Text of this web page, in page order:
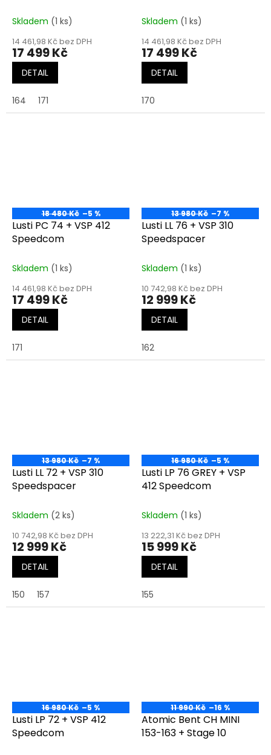
Skladem (1 ks)
14 461,98 Kč bez DPH
17 499 Kč
DETAIL
164 171
Skladem (1 ks)
14 461,98 Kč bez DPH
17 499 Kč
DETAIL
170
18 480 Kč –5 %
Lusti PC 74 + VSP 412
Speedcom
Skladem (1 ks)
14 461,98 Kč bez DPH
17 499 Kč
DETAIL
171
13 980 Kč –7 %
Lusti LL 76 + VSP 310
Speedspacer
Skladem (1 ks)
10 742,98 Kč bez DPH
12 999 Kč
DETAIL
162
13 980 Kč –7 %
Lusti LL 72 + VSP 310
Speedspacer
Skladem (2 ks)
10 742,98 Kč bez DPH
12 999 Kč
DETAIL
150 157
16 980 Kč –5 %
Lusti LP 76 GREY + VSP
412 Speedcom
Skladem (1 ks)
13 222,31 Kč bez DPH
15 999 Kč
DETAIL
155
16 980 Kč –5 %
Lusti LP 72 + VSP 412
Speedcom
11 990 Kč –16 %
Atomic Bent CH MINI
153-163 + Stage 10